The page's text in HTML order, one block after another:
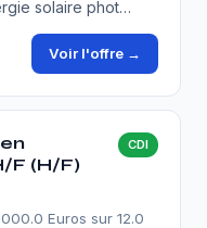
solaire phot…
Voir l'offre →
F (H/F)
CDI
Euros sur 12.0